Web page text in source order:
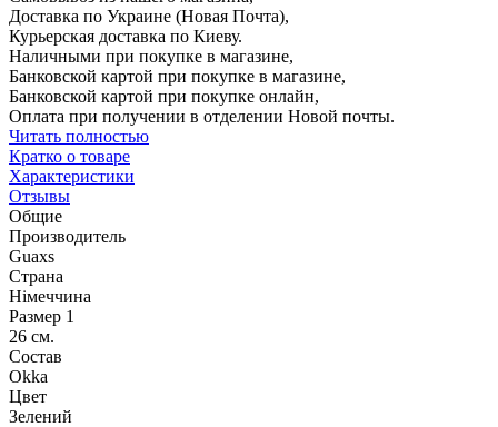
Доставка по Украине (Новая Почта),
Курьерская доставка по Киеву.
Наличными при покупке в магазине,
Банковской картой при покупке в магазине,
Банковской картой при покупке онлайн,
Оплата при получении в отделении Новой почты.
Читать полностью
Кратко о товаре
Характеристики
Отзывы
Общие
Производитель
Guaxs
Страна
Німеччина
Размер 1
26 см.
Состав
Okka
Цвет
Зелений